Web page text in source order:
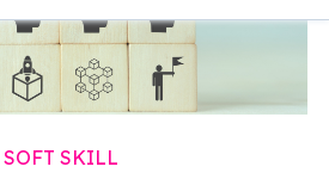
SOFT SKILL